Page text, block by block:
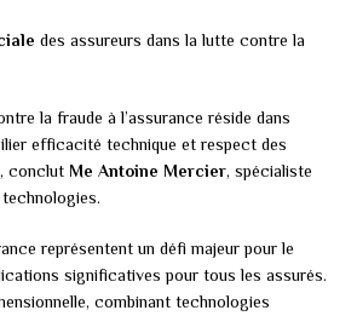
des assureurs dans la lutte contre la
la fraude à l’assurance réside dans
efficacité technique et respect des
conclut Me Antoine Mercier, spécialiste
représentent un défi majeur pour le
significatives pour tous les assurés.
combinant technologies